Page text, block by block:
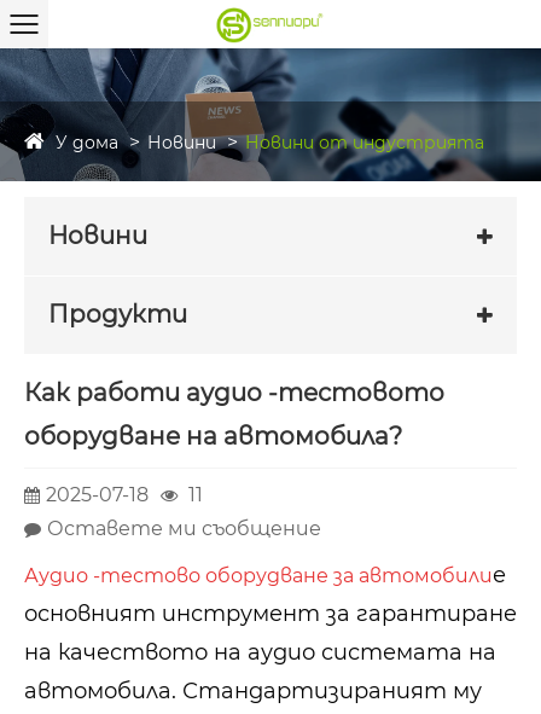
У дома Новини Новини от индустрията
Новини
Продукти
Как работи аудио -тестовото
оборудване на автомобила?
2025-07-18
11
Оставете ми съобщение
Аудио -тестово оборудване за автомобилие
основният инструмент за гарантиране
на качеството на аудио системата на
автомобила. Стандартизираният му